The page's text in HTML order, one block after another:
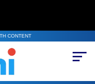
CONTENT